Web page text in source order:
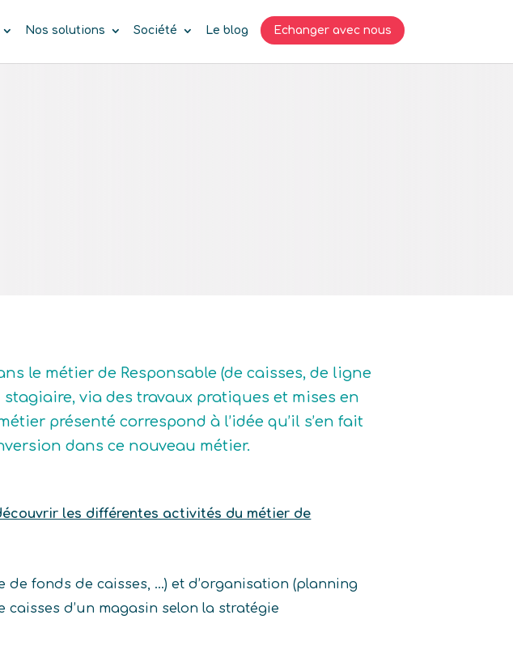
Nos solutions Société Le blog Echanger avec nous
le métier de Responsable (de caisses, de ligne
via des travaux pratiques et mises en
présenté correspond à l’idée qu’il s’en fait
dans ce nouveau métier.
les différentes activités du métier de
fonds de caisses, …) et d’organisation (planning
d’un magasin selon la stratégie